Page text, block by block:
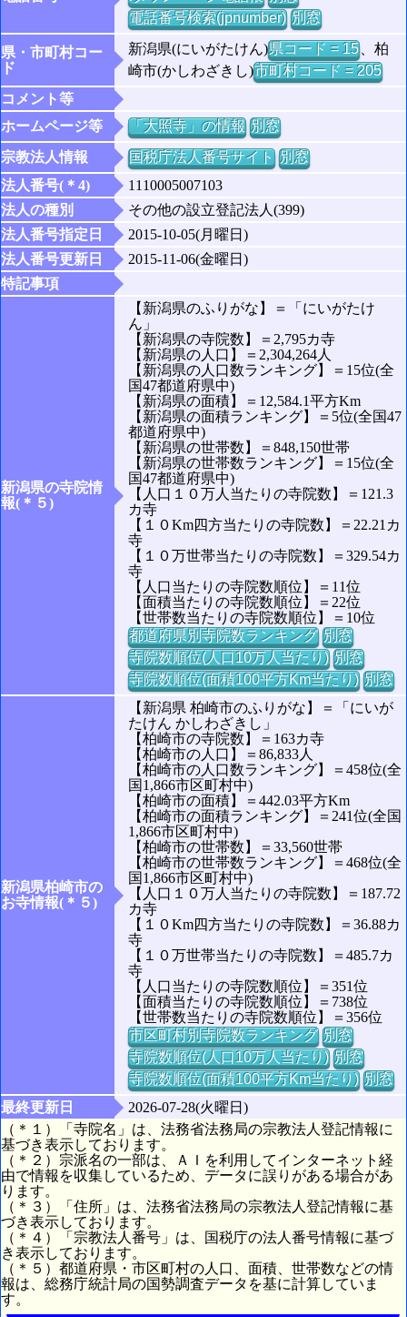
電話番号検索(jpnumber) 別窓
県・市町村コー
ド
新潟県(にいがたけん)県コード = 15、柏
崎市(かしわざきし)市町村コード = 205
コメント等
ホームページ等
「大照寺」の情報 別窓
宗教法人情報
国税庁法人番号サイト 別窓
法人番号(＊4)
1110005007103
法人の種別
その他の設立登記法人(399)
法人番号指定日
2015-10-05(月曜日)
法人番号更新日
2015-11-06(金曜日)
特記事項
新潟県の寺院情
報(＊５)
【新潟県のふりがな】＝「にいがたけ
ん」
【新潟県の寺院数】＝2,795カ寺
【新潟県の人口】＝2,304,264人
【新潟県の人口数ランキング】＝15位(全
国47都道府県中)
【新潟県の面積】＝12,584.1平方Km
【新潟県の面積ランキング】＝5位(全国47
都道府県中)
【新潟県の世帯数】＝848,150世帯
【新潟県の世帯数ランキング】＝15位(全
国47都道府県中)
【人口１０万人当たりの寺院数】＝121.3
カ寺
【１０Km四方当たりの寺院数】＝22.21カ
寺
【１０万世帯当たりの寺院数】＝329.54カ
寺
【人口当たりの寺院数順位】＝11位
【面積当たりの寺院数順位】＝22位
【世帯数当たりの寺院数順位】＝10位
都道府県別寺院数ランキング 別窓
寺院数順位(人口10万人当たり) 別窓
寺院数順位(面積100平方Km当たり) 別窓
新潟県柏崎市の
お寺情報(＊５)
【新潟県 柏崎市のふりがな】＝「にいが
たけん かしわざきし」
【柏崎市の寺院数】＝163カ寺
【柏崎市の人口】＝86,833人
【柏崎市の人口数ランキング】＝458位(全
国1,866市区町村中)
【柏崎市の面積】＝442.03平方Km
【柏崎市の面積ランキング】＝241位(全国
1,866市区町村中)
【柏崎市の世帯数】＝33,560世帯
【柏崎市の世帯数ランキング】＝468位(全
国1,866市区町村中)
【人口１０万人当たりの寺院数】＝187.72
カ寺
【１０Km四方当たりの寺院数】＝36.88カ
寺
【１０万世帯当たりの寺院数】＝485.7カ
寺
【人口当たりの寺院数順位】＝351位
【面積当たりの寺院数順位】＝738位
【世帯数当たりの寺院数順位】＝356位
市区町村別寺院数ランキング 別窓
寺院数順位(人口10万人当たり) 別窓
寺院数順位(面積100平方Km当たり) 別窓
最終更新日
2026-07-28(火曜日)
（＊１）「寺院名」は、法務省法務局の宗教法人登記情報に
基づき表示しております。
（＊２）宗派名の一部は、ＡＩを利用してインターネット経
由で情報を収集しているため、データに誤りがある場合があ
ります。
（＊３）「住所」は、法務省法務局の宗教法人登記情報に基
づき表示しております。
（＊４）「宗教法人番号」は、国税庁の法人番号情報に基づ
き表示しております。
（＊５）都道府県・市区町村の人口、面積、世帯数などの情
報は、総務庁統計局の国勢調査データを基に計算していま
す。